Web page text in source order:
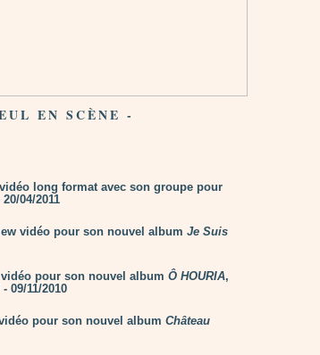
EN SCÈNE -
long format avec son groupe pour
04/2011
vidéo pour son nouvel album Je Suis
pour son nouvel album Ô HOURIA,
09/11/2010
pour son nouvel album Château